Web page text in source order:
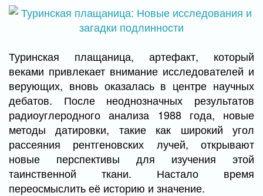
Туринская плащаница, артефакт, который
веками привлекает внимание исследователей и
верующих, вновь оказалась в центре научных
дебатов. После неоднозначных результатов
радиоуглеродного анализа 1988 года, новые
методы датировки, такие как широкий угол
рассеяния рентгеновских лучей, открывают
новые перспективы для изучения этой
таинственной ткани. Настало время
переосмыслить её историю и значение.